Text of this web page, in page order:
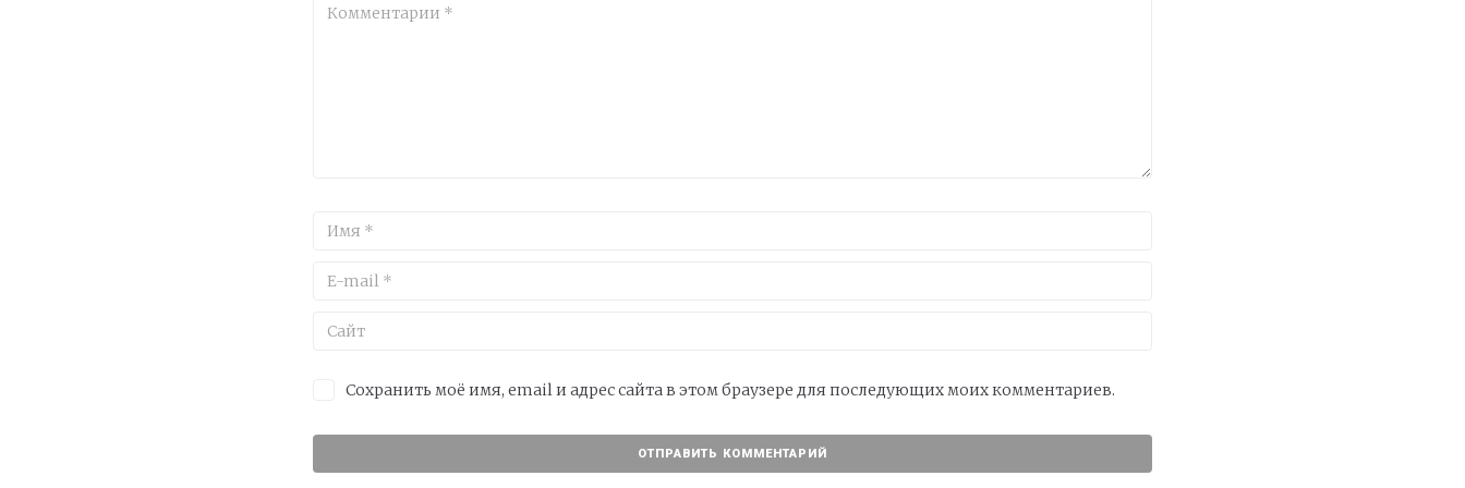
Сохранить моё имя, email и адрес сайта в этом браузере для последующих моих комментариев.